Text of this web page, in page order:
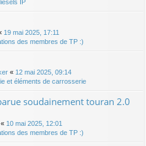
IP
19 mai 2025, 17:11
des membres de TP :)
« 12 mai 2025, 09:14
et éléments de carrosserie
soudainement touran 2.0
« 10 mai 2025, 12:01
des membres de TP :)